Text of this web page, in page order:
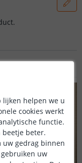
lijken helpen we u
cookies werkt
functie.
beetje beter.
uw gedrag binnen
uw